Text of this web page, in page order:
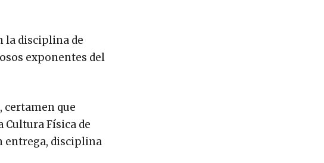
la disciplina de
exponentes del
certamen que
Física de
entrega, disciplina